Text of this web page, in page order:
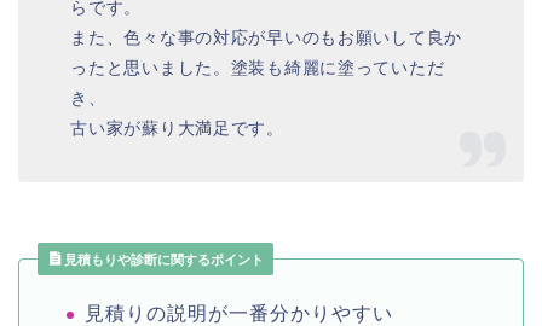
らです。
また、色々な事の対応が早いのもお願いして良か
ったと思いました。塗装も綺麗に塗っていただ
き、
古い家が蘇り大満足です。
見積もりや診断に関するポイント
見積りの説明が一番分かりやすい